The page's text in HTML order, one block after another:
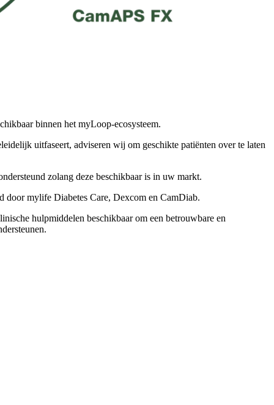
binnen het myLoop-ecosysteem.
uitfaseert, adviseren wij om geschikte patiënten over te laten
zolang deze beschikbaar is in uw markt.
door mylife Diabetes Care, Dexcom en CamDiab.
hulpmiddelen beschikbaar om een betrouwbare en